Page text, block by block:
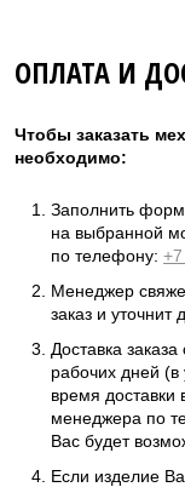
ОПЛАТА И
Чтобы заказать
необходимо:
Заполнить
на выбранной
по телефону:
Менеджер
заказ и уточнит
Доставка
рабочих дней
время доставки
менеджера по
Вас будет
Если изделие